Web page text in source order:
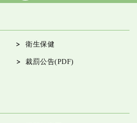
衛生保健
裁罰公告(PDF)